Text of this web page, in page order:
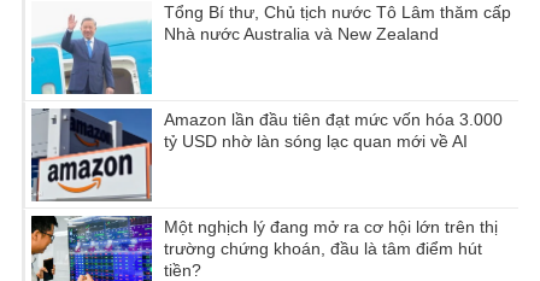
Tổng Bí thư, Chủ tịch nước Tô Lâm thăm cấp
Nhà nước Australia và New Zealand
Amazon lần đầu tiên đạt mức vốn hóa 3.000
tỷ USD nhờ làn sóng lạc quan mới về AI
Một nghịch lý đang mở ra cơ hội lớn trên thị
trường chứng khoán, đầu là tâm điểm hút
tiền?